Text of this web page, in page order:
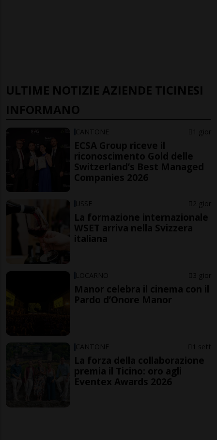
ULTIME NOTIZIE AZIENDE TICINESI
INFORMANO
CANTONE 1 gior
ECSA Group riceve il
riconoscimento Gold delle
Switzerland’s Best Managed
Companies 2026
USSE 2 gior
La formazione internazionale
WSET arriva nella Svizzera
italiana
LOCARNO 3 gior
Manor celebra il cinema con il
Pardo d’Onore Manor
CANTONE 1 sett
La forza della collaborazione
premia il Ticino: oro agli
Eventex Awards 2026